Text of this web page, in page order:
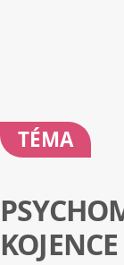
TÉMA
KOJENCE